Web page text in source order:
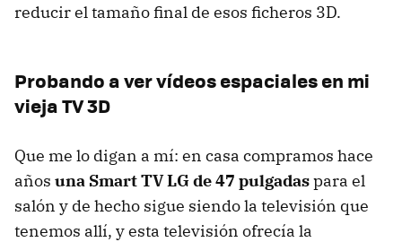
reducir el tamaño final de esos ficheros 3D.
Probando a ver vídeos espaciales en mi
vieja TV 3D
Que me lo digan a mí: en casa compramos hace
años una Smart TV LG de 47 pulgadaspara el
salón y de hecho sigue siendo la televisión que
tenemos allí, y esta televisión ofrecía la